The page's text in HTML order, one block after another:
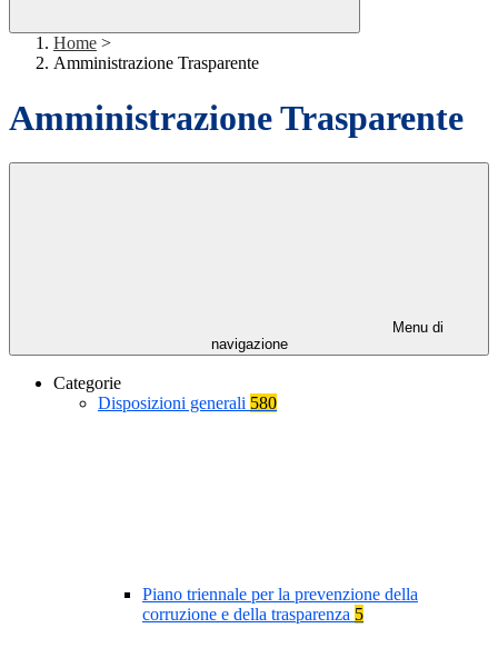
Home >
Amministrazione Trasparente
Amministrazione Trasparente
Menu di
navigazione
Categorie
Disposizioni generali 580
Piano triennale per la prevenzione della
corruzione e della trasparenza 5